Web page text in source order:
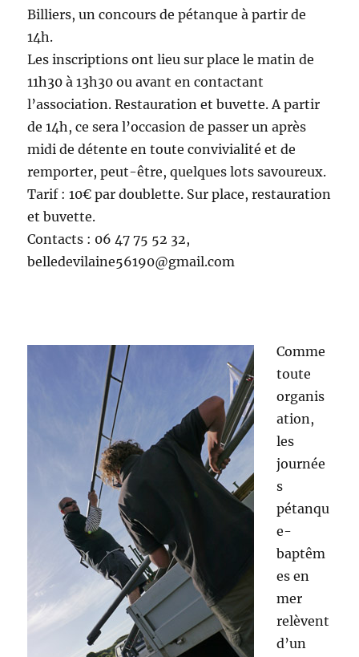
Billiers, un concours de pétanque à partir de
14h.
Les inscriptions ont lieu sur place le matin de
11h30 à 13h30 ou avant en contactant
l’association. Restauration et buvette. A partir
de 14h, ce sera l’occasion de passer un après
midi de détente en toute convivialité et de
remporter, peut-être, quelques lots savoureux.
Tarif : 10€ par doublette. Sur place, restauration
et buvette.
Contacts : 06 47 75 52 32,
belledevilaine56190@gmail.com
Comme
toute
organis
ation,
les
journée
s
pétanqu
e-
baptêm
es en
mer
relèvent
d’un